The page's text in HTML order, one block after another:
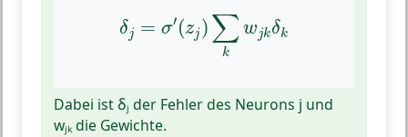
δj = σ′(zj )∑
k
wjkδk
(z ∑kw k
Dabei ist δⱼ der Fehler des Neurons j und
wⱼₖ die Gewichte.